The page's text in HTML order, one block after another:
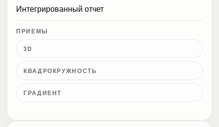
Интегрированный отчет
ПРИЕМЫ
3D
КВАДРОКРУЖНОСТЬ
ГРАДИЕНТ